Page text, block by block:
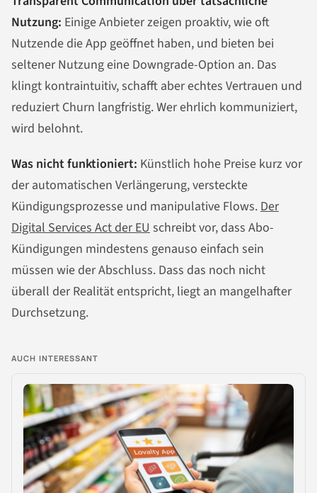
Nutzung: Einige Anbieter zeigen proaktiv, wie oft
Nutzende die App geöffnet haben, und bieten bei
seltener Nutzung eine Downgrade-Option an. Das
klingt kontraintuitiv, schafft aber echtes Vertrauen und
reduziert Churn langfristig. Wer ehrlich kommuniziert,
wird belohnt.
Was nicht funktioniert: Künstlich hohe Preise kurz vor
der automatischen Verlängerung, versteckte
Kündigungsprozesse und manipulative Flows.Der
Digital Services Act der EUschreibt vor, dass Abo-
Kündigungen mindestens genauso einfach sein
müssen wie der Abschluss. Dass das noch nicht
überall der Realität entspricht, liegt an mangelhafter
Durchsetzung.
AUCH INTERESSANT